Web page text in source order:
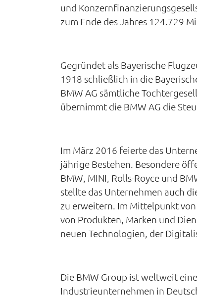
und
zum Ende des Jahres 124.729
Gegründet als Bayerische
1918 schließlich in die
BMW AG sämtliche
übernimmt die BMW AG die
Im März 2016 feierte das
jährige Bestehen. Besondere
BMW, MINI, Rolls-Royce und
stellte das Unternehmen auch
zu erweitern. Im Mittelpunkt
von Produkten, Marken und
neuen Technologien, der
Die BMW Group ist weltweit
Industrieunternehmen in